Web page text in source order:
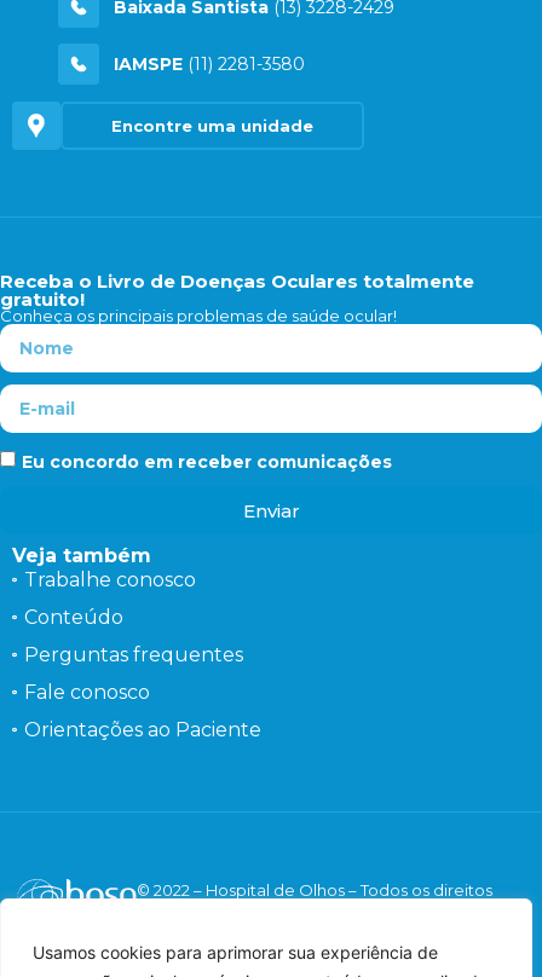
Usamos cookies para aprimorar sua experiência de
Baixada Santista (13) 3228-2429
IAMSPE (11) 2281-3580
Encontre uma unidade
Receba o Livro de Doenças Oculares totalmente
gratuito!
Conheça os principais problemas de saúde ocular!
Eu concordo em receber comunicações
Enviar
Veja também
Trabalhe conosco
Conteúdo
Perguntas frequentes
Fale conosco
Orientações ao Paciente
© 2022 – Hospital de Olhos – Todos os direitos
Oftalmologista – CRM: 125547 – RQE: 42548.